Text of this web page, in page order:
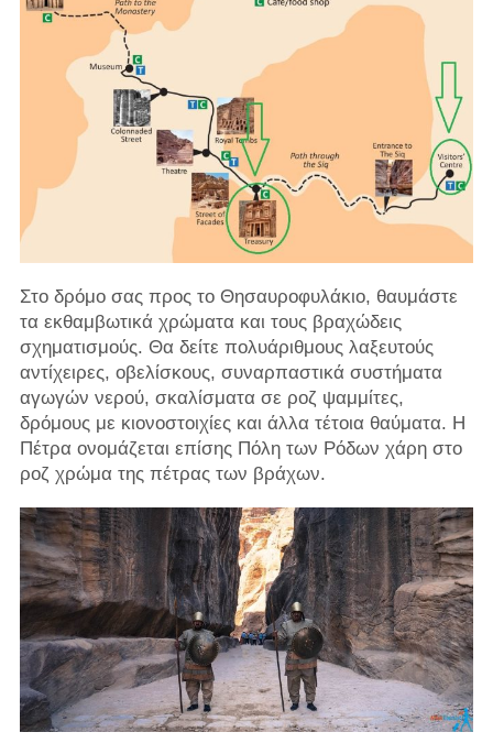
Στο δρόμο σας προς το Θησαυροφυλάκιο, θαυμάστε
τα εκθαμβωτικά χρώματα και τους βραχώδεις
σχηματισμούς. Θα δείτε πολυάριθμους λαξευτούς
αντίχειρες, οβελίσκους, συναρπαστικά συστήματα
αγωγών νερού, σκαλίσματα σε ροζ ψαμμίτες,
δρόμους με κιονοστοιχίες και άλλα τέτοια θαύματα. Η
Πέτρα ονομάζεται επίσης Πόλη των Ρόδων χάρη στο
ροζ χρώμα της πέτρας των βράχων.